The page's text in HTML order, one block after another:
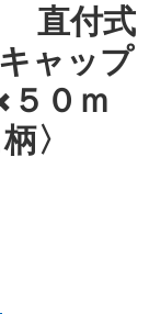
直付式
ャップ
５０ｍ
〉